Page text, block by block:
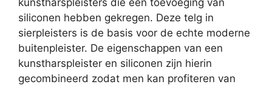
kunstharspleisters die een toevoeging van
siliconen hebben gekregen. Deze telg in
sierpleisters is de basis voor de echte moderne
buitenpleister. De eigenschappen van een
kunstharspleister en siliconen zijn hierin
gecombineerd zodat men kan profiteren van